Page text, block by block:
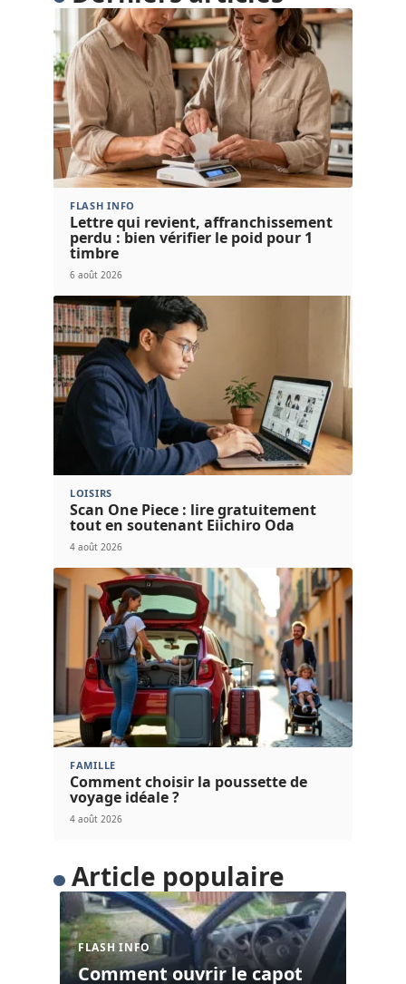
FLASH INFO
Lettre qui revient, affranchissement
perdu : bien vérifier le poid pour 1
timbre
6 août 2026
LOISIRS
Scan One Piece : lire gratuitement
tout en soutenant Eiichiro Oda
4 août 2026
FAMILLE
Comment choisir la poussette de
voyage idéale ?
4 août 2026
Article populaire
FLASH INFO
Comment ouvrir le capot